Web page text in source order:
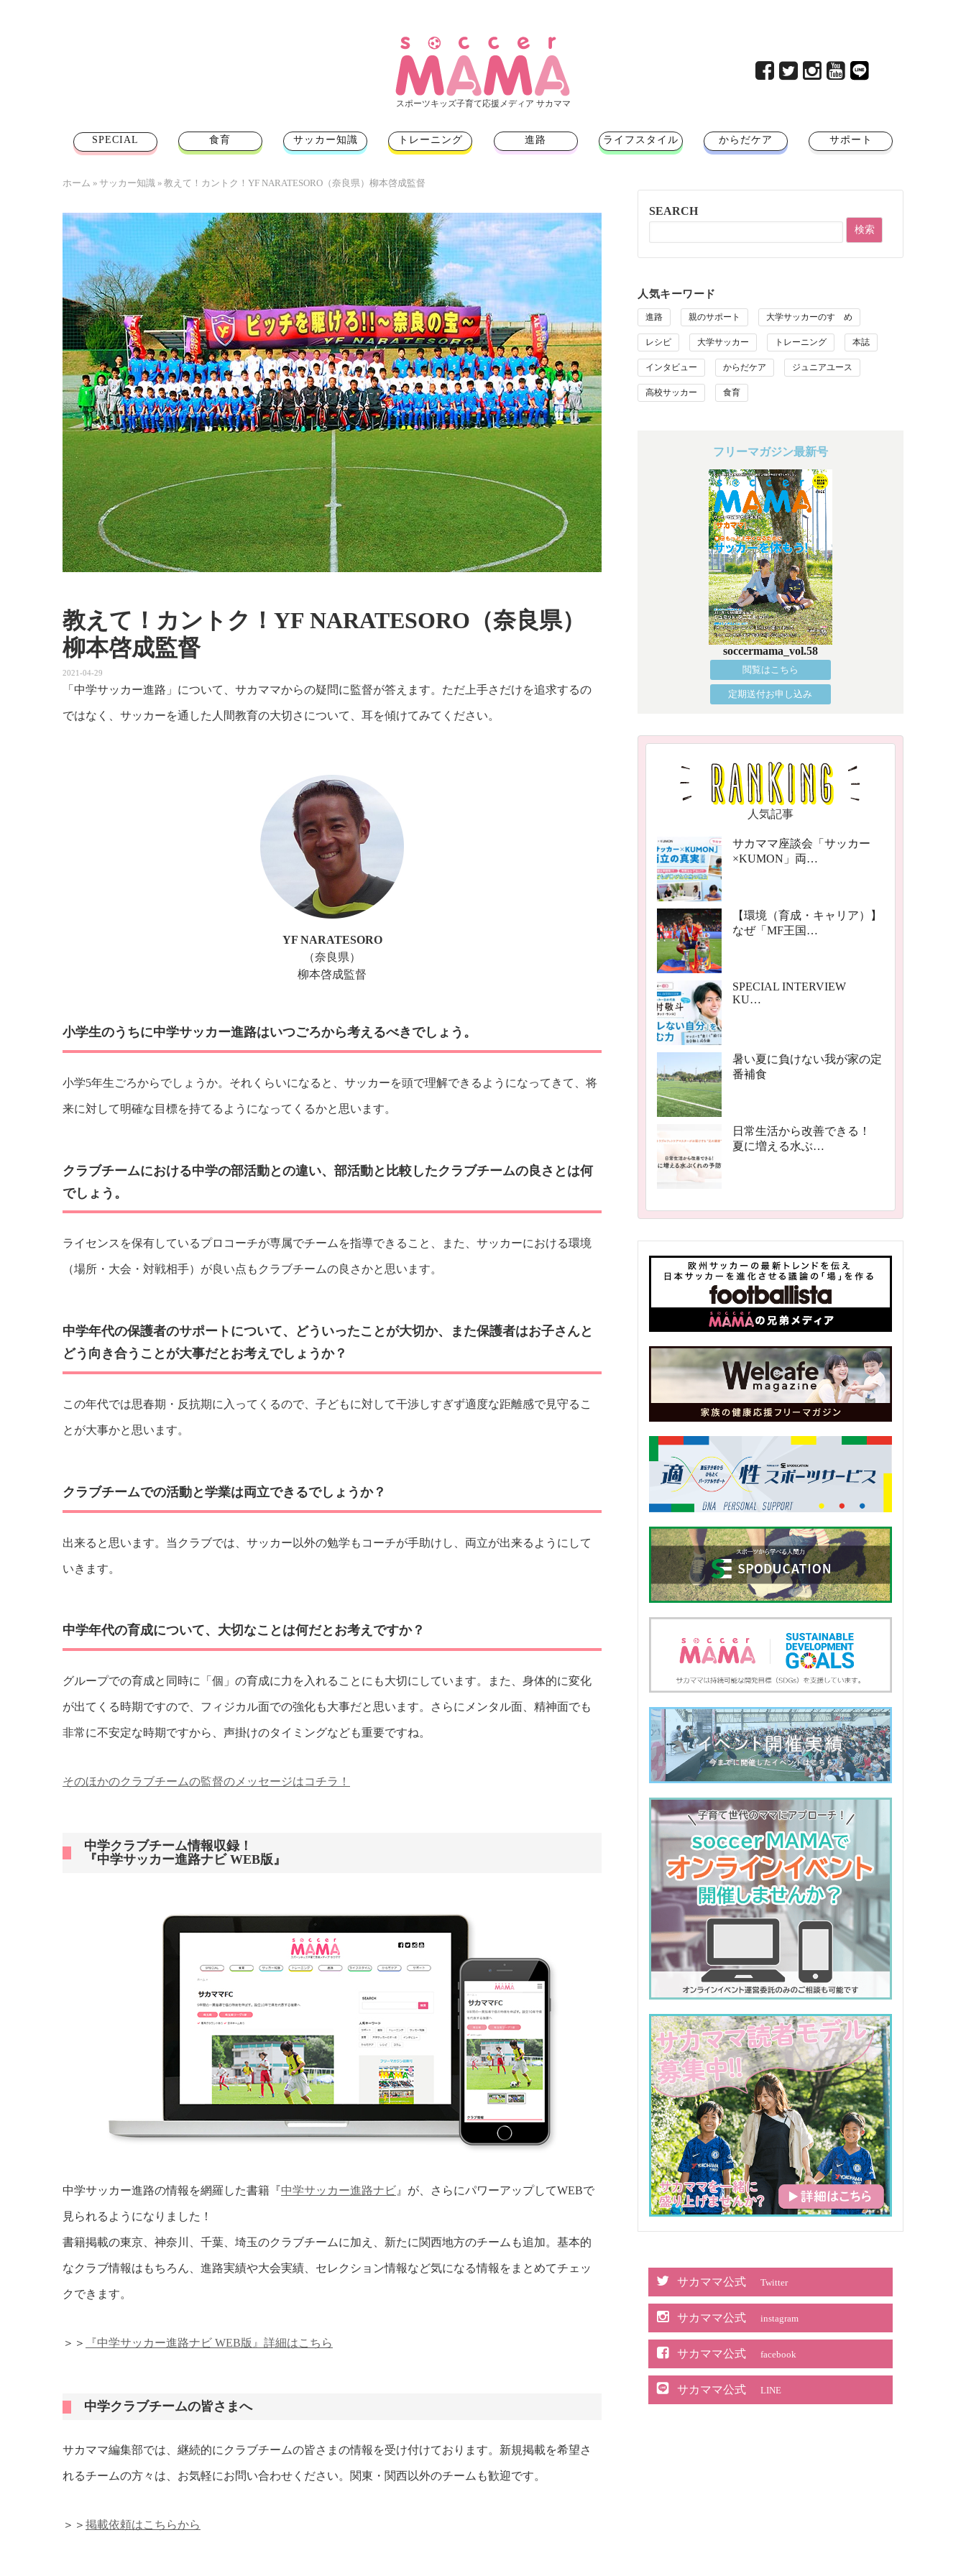
スポーツキッズ子育て応援メディア サカママ
SPECIAL 食育 サッカー知識 トレーニング 進路 ライフスタイル からだケア サポート
ホーム » サッカー知識 » 教えて！カントク！YF NARATESORO（奈良県）柳本啓成監督
教えて！カントク！YF NARATESORO（奈良県）
柳本啓成監督
2021-04-29
「中学サッカー進路」について、サカママからの疑問に監督が答えます。ただ上手さだけを追求するの
ではなく、サッカーを通した人間教育の大切さについて、耳を傾けてみてください。
YF NARATESORO
（奈良県）
柳本啓成監督
小学生のうちに中学サッカー進路はいつごろから考えるべきでしょう。
小学5年生ごろからでしょうか。それくらいになると、サッカーを頭で理解できるようになってきて、将
来に対して明確な目標を持てるようになってくるかと思います。
クラブチームにおける中学の部活動との違い、部活動と比較したクラブチームの良さとは何
でしょう。
ライセンスを保有しているプロコーチが専属でチームを指導できること、また、サッカーにおける環境
（場所・大会・対戦相手）が良い点もクラブチームの良さかと思います。
中学年代の保護者のサポートについて、どういったことが大切か、また保護者はお子さんと
どう向き合うことが大事だとお考えでしょうか？
この年代では思春期・反抗期に入ってくるので、子どもに対して干渉しすぎず適度な距離感で見守るこ
とが大事かと思います。
クラブチームでの活動と学業は両立できるでしょうか？
出来ると思います。当クラブでは、サッカー以外の勉学もコーチが手助けし、両立が出来るようにして
いきます。
中学年代の育成について、大切なことは何だとお考えですか？
グループでの育成と同時に「個」の育成に力を入れることにも大切にしています。また、身体的に変化
が出てくる時期ですので、フィジカル面での強化も大事だと思います。さらにメンタル面、精神面でも
非常に不安定な時期ですから、声掛けのタイミングなども重要ですね。
そのほかのクラブチームの監督のメッセージはコチラ！
中学クラブチーム情報収録！
『中学サッカー進路ナビ WEB版』
中学サッカー進路の情報を網羅した書籍『中学サッカー進路ナビ 』が、さらにパワーアップしてWEBで
見られるようになりました！
書籍掲載の東京、神奈川、千葉、埼玉のクラブチームに加え、新たに関西地方のチームも追加。基本的
なクラブ情報はもちろん、進路実績や大会実績、セレクション情報など気になる情報をまとめてチェッ
クできます。
＞＞ 『中学サッカー進路ナビ WEB版』詳細はこちら
中学クラブチームの皆さまへ
サカママ編集部では、継続的にクラブチームの皆さまの情報を受け付けております。新規掲載を希望さ
れるチームの方々は、お気軽にお問い合わせください。関東・関西以外のチームも歓迎です。
＞＞ 掲載依頼はこちらから
SEARCH
人気キーワード
進路 親のサポート 大学サッカーのすゝめ
レシピ 大学サッカー トレーニング 本誌
インタビュー からだケア ジュニアユース
高校サッカー 食育
フリーマガジン最新号
soccermama_vol.58
閲覧はこちら
定期送付お申し込み
人気記事
サカママ座談会「サッカー
×KUMON」両…
【環境（育成・キャリア）】
なぜ「MF王国…
SPECIAL INTERVIEW
KU…
暑い夏に負けない我が家の定
番補食
日常生活から改善できる！
夏に増える水ぶ…
サカママ公式 Twitter
サカママ公式 instagram
サカママ公式 facebook
サカママ公式 LINE